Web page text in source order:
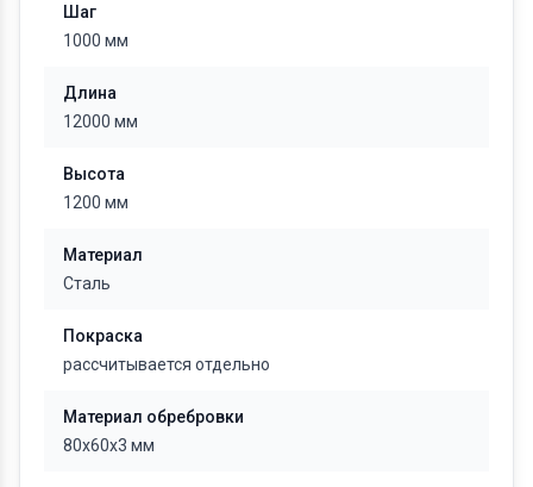
Шаг
1000 мм
Длина
12000 мм
Высота
1200 мм
Материал
Сталь
Покраска
рассчитывается отдельно
Материал обребровки
80х60х3 мм